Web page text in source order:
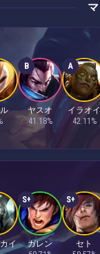
B
ヤスオ
41.18%
A
イラオイ
42.11%
イ
S+
ガレン
S+
セト